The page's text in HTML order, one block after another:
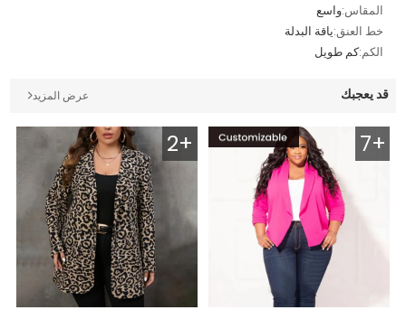
المقاس:واسع
خط العنق:ياقة البدلة
الكم:كم طويل
قد يعجبك عرض المزيد
7+
2+